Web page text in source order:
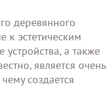
деревянного
к эстетическим
а также
является очень
создается